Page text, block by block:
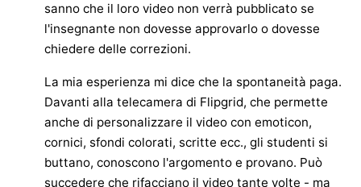
sanno che il loro video non verrà pubblicato se
l'insegnante non dovesse approvarlo o dovesse
chiedere delle correzioni.
La mia esperienza mi dice che la spontaneità paga.
Davanti alla telecamera di Flipgrid, che permette
anche di personalizzare il video con emoticon,
cornici, sfondi colorati, scritte ecc., gli studenti si
buttano, conoscono l'argomento e provano. Può
succedere che rifacciano il video tante volte - ma